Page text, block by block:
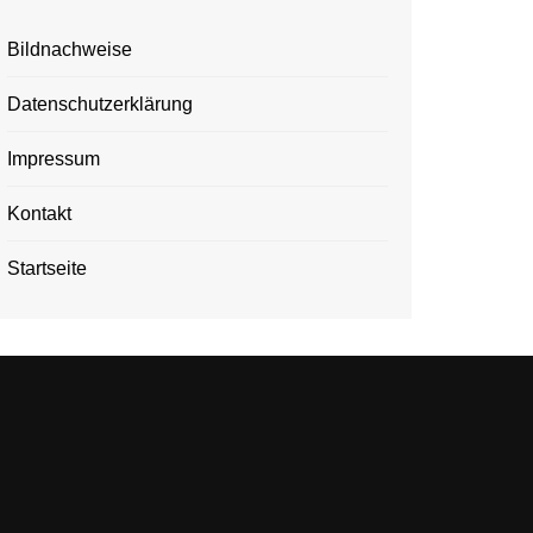
Bildnachweise
Datenschutzerklärung
Impressum
Kontakt
Startseite